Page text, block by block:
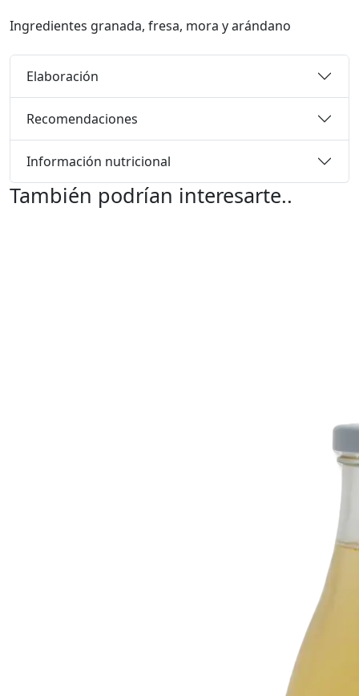
Ingredientes granada, fresa, mora y arándano
Elaboración
Recomendaciones
Información nutricional
También podrían interesarte..